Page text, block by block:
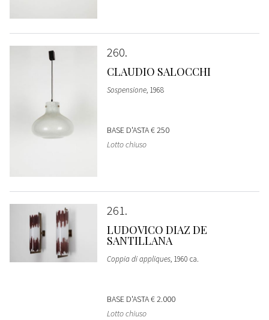
260
CLAUDIO SALOCCHI
Sospensione, 1968
BASE D'ASTA€ 250
Lotto chiuso
261
LUDOVICO DIAZ DE
SANTILLANA
Coppia di appliques, 1960 ca.
BASE D'ASTA€ 2.000
Lotto chiuso